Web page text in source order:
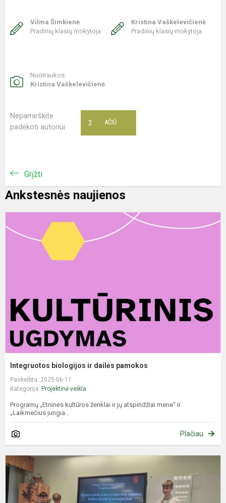
Vilma Šimkienė
Pradinių klasių mokytoja
Kristina Vaškelevičienė
Pradinių klasių mokytoja
Nuotraukos:
Kristina Vaškelevičienė
Nepamirškite
padėkoti autoriui
AČIŪ
2
Grįžti
Ankstesnės naujienos
Integruotos biologijos ir dailės pamokos
Paskelbta: 2025-06-11
Kategorija: Projektinė veikla
Programų „Etninės kultūros ženklai ir jų atspindžiai mene“ ir
„Laikmečius jungia...
Plačiau